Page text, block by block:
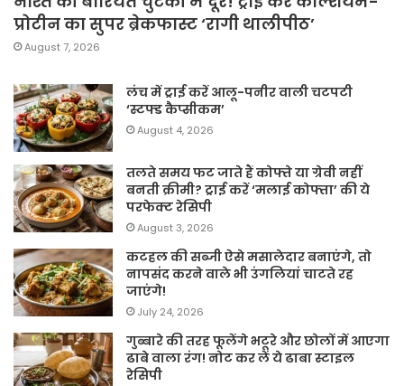
प्रोटीन का सुपर ब्रेकफास्ट ‘रागी थालीपीठ’
August 7, 2026
लंच में ट्राई करें आलू-पनीर वाली चटपटी
‘स्टफ्ड कैप्सीकम’
August 4, 2026
तलते समय फट जाते हैं कोफ्ते या ग्रेवी नहीं
बनती क्रीमी? ट्राई करें ‘मलाई कोफ्ता’ की ये
परफेक्ट रेसिपी
August 3, 2026
कटहल की सब्जी ऐसे मसालेदार बनाएंगे, तो
नापसंद करने वाले भी उंगलियां चाटते रह
जाएंगे!
July 24, 2026
गुब्बारे की तरह फूलेंगे भटूरे और छोलों में आएगा
ढाबे वाला रंग! नोट कर लें ये ढाबा स्टाइल
रेसिपी